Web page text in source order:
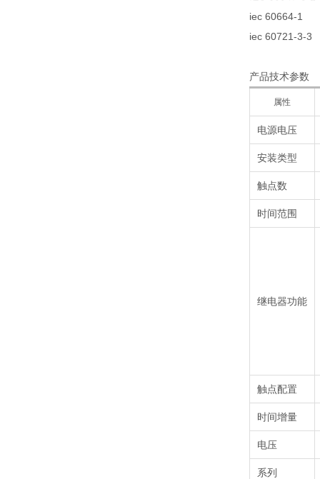
iec 60664-1
iec 60721-3-3
产品技术参数
属性
电源电压
安装类型
触点数
时间范围
继电器功能
触点配置
时间增量
电压
系列